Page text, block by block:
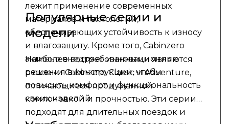
лежит применение современных
материалов и технологий,
обеспечивающих устойчивость к износу
и влагозащиту. Кроме того, Cabinzero
активно внедряет инновационные
решения в конструкции, чтобы
повысить комфорт и функциональность
своих изделий.
Популярные серии и
модели
Наиболее востребованными являются
рюкзаки Cabinzero Classic и Adventure,
отличающиеся продуманной
компоновкой и прочностью. Эти серии
подходят для длительных поездок и